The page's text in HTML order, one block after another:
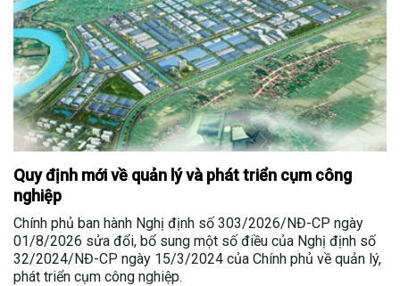
Quy định mới về quản lý và phát triển cụm công
nghiệp
Chính phủ ban hành Nghị định số 303/2026/NĐ-CP ngày
01/8/2026 sửa đổi, bổ sung một số điều của Nghị định số
32/2024/NĐ-CP ngày 15/3/2024 của Chính phủ về quản lý,
phát triển cụm công nghiệp.